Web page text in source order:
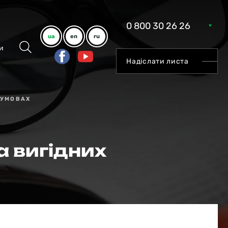
ua en ru
0 800 30 26 26
Надіслати листа
УМОВАХ
вигідних